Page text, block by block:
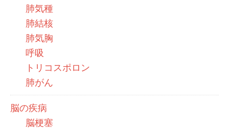
肺気種
肺結核
肺気胸
呼吸
トリコスポロン
肺がん
脳の疾病
脳梗塞